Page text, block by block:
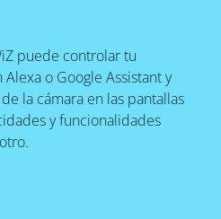
puede controlar tu
o Google Assistant y
la cámara en las pantallas
y funcionalidades